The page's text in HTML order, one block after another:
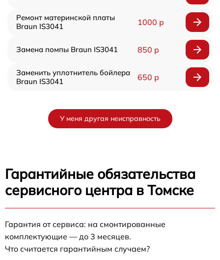
Ремонт материнской платы
Braun IS3041
1000 р
Замена помпы Braun IS3041 850 р
Заменить уплотнитель бойлера
Braun IS3041
650 р
У меня другая неисправность
Гарантийные обязательства
сервисного центра в Томске
Гарантия от сервиса: на смонтированные
комплектующие — до 3 месяцев.
Что считается гарантийным случаем?